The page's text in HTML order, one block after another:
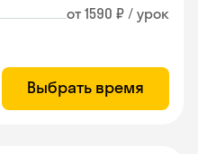
от 1590 ₽ / урок
Выбрать время